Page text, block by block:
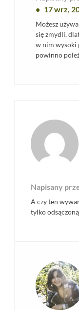
17 wrz,
Możesz
się zmydli,
w nim wysoki
powinno
Napisany
A czy ten
tylko